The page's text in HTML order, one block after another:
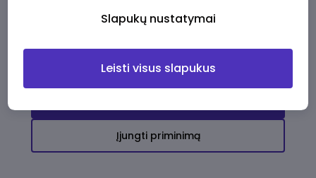
darbo pasiūlymų
Įjungti priminimą
Slapukų nustatymai
Leisti visus slapukus